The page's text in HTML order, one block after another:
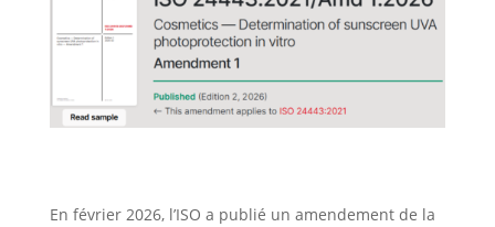
En février 2026, l’ISO a publié un amendement de la